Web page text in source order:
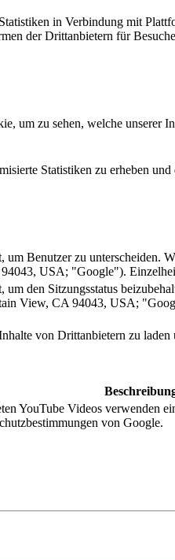
in Verbindung mit
der Drittanbietern für
um zu sehen, welche unserer
Statistiken zu erheben
um Benutzer zu unterscheiden.
USA; "Google").
den Sitzungsstatus
View, CA 94043, USA;
von Drittanbietern zu
YouTube Videos verwenden
von Google.